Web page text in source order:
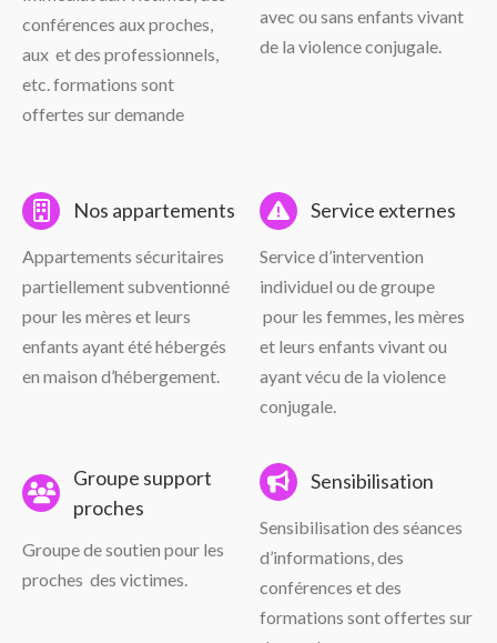
conférences aux proches,
aux et des professionnels,
etc. formations sont
offertes sur demande
avec ou sans enfants vivant
de la violenceconjugale.
Nos appartements
Appartements sécuritaires
partiellement subventionné
pour les mères et leurs
enfants ayant étéhébergés
en maison d’hébergement.
Service externes
Service d’intervention
individuel ou de groupe
pour les femmes, les mères
et leurs enfants vivant ou
ayant vécu de la violence
conjugale.
Groupe support
proches
Groupe de soutien pour les
proches des victimes.
Sensibilisation
Sensibilisation des séances
d’informations, des
conférences et des
formations sont offertes sur